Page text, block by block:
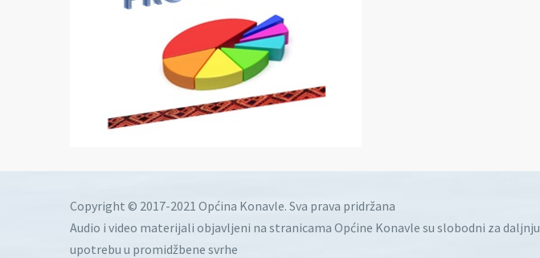
Copyright © 2017-2021 Općina Konavle. Sva prava pridržana
Audio i video materijali objavljeni na stranicama Općine Konavle su slobodni za daljnju
upotrebu u promidžbene svrhe